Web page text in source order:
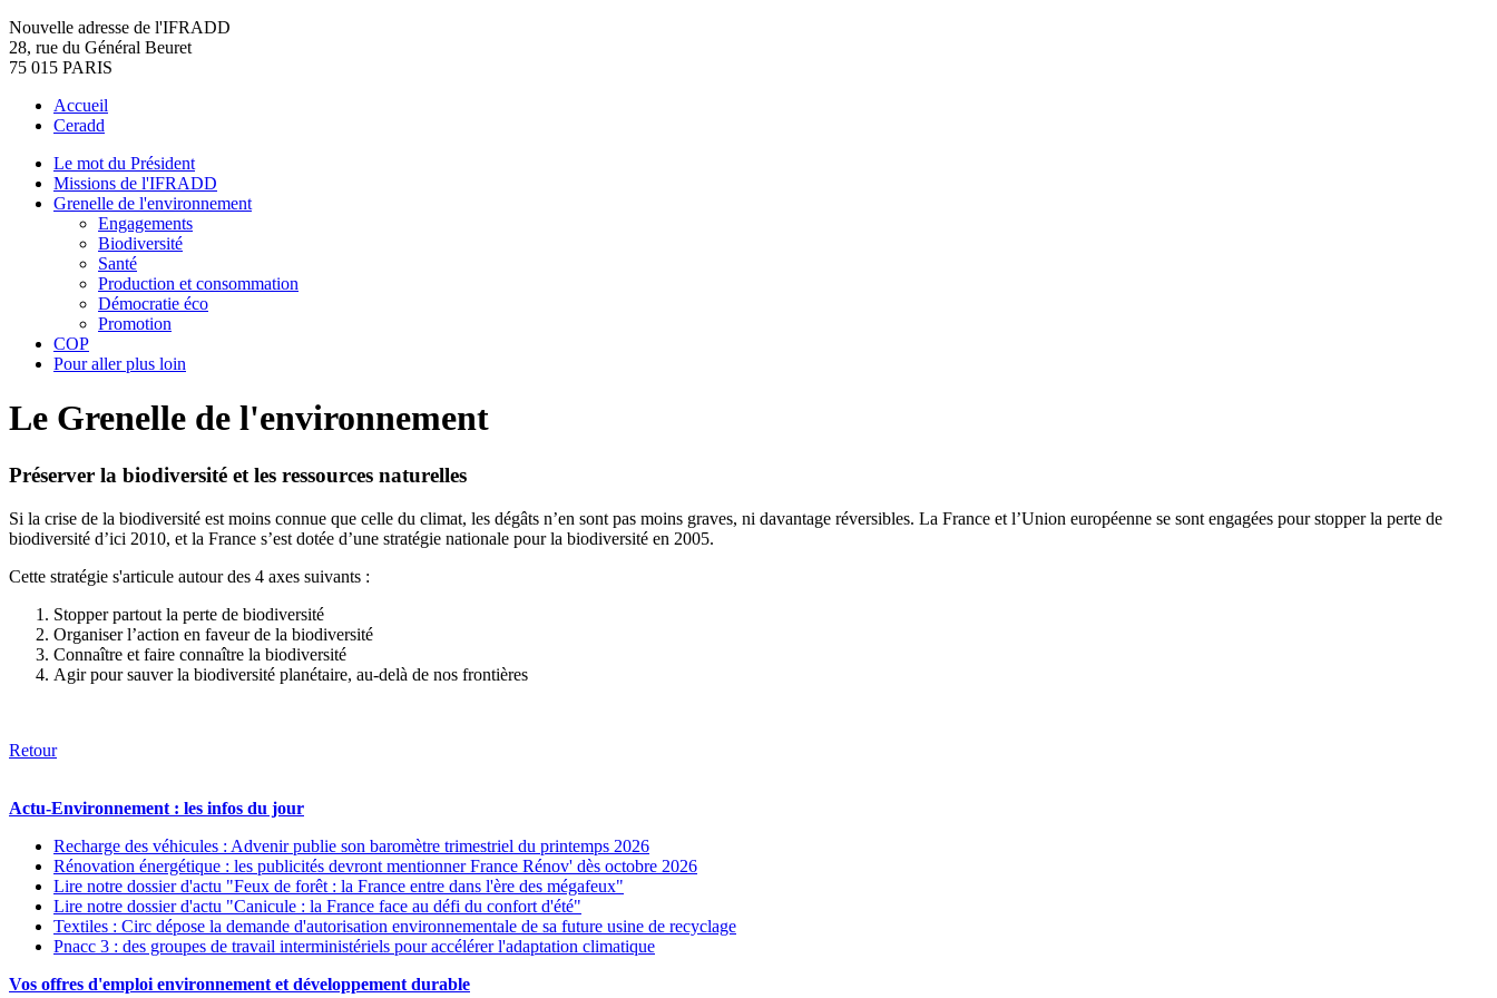
Nouvelle adresse de l'IFRADD
28, rue du Général Beuret
75 015 PARIS
Accueil
Ceradd
Le mot du Président
Missions de l'IFRADD
Grenelle de l'environnement
Engagements
Biodiversité
Santé
Production et consommation
Démocratie éco
Promotion
COP
Pour aller plus loin
Le Grenelle de l'environnement
Préserver la biodiversité et les ressources naturelles
Si la crise de la biodiversité est moins connue que celle du climat, les dégâts n’en sont pas moins graves, ni davantage réversibles. La France et l’Union européenne se sont engagées pour stopper la perte de
biodiversité d’ici 2010, et la France s’est dotée d’une stratégie nationale pour la biodiversité en 2005.
Cette stratégie s'articule autour des 4 axes suivants :
Stopper partout la perte de biodiversité
Organiser l’action en faveur de la biodiversité
Connaître et faire connaître la biodiversité
Agir pour sauver la biodiversité planétaire, au-delà de nos frontières
Retour
Actu-Environnement : les infos du jour
Recharge des véhicules : Advenir publie son baromètre trimestriel du printemps 2026
Rénovation énergétique : les publicités devront mentionner France Rénov' dès octobre 2026
Lire notre dossier d'actu "Feux de forêt : la France entre dans l'ère des mégafeux"
Lire notre dossier d'actu "Canicule : la France face au défi du confort d'été"
Textiles : Circ dépose la demande d'autorisation environnementale de sa future usine de recyclage
Pnacc 3 : des groupes de travail interministériels pour accélérer l'adaptation climatique
Vos offres d'emploi environnement et développement durable